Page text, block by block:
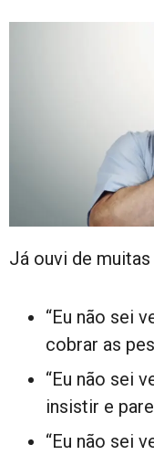
Já ouvi de
“Eu não sei
cobrar as
“Eu não sei
insistir e
“Eu não sei